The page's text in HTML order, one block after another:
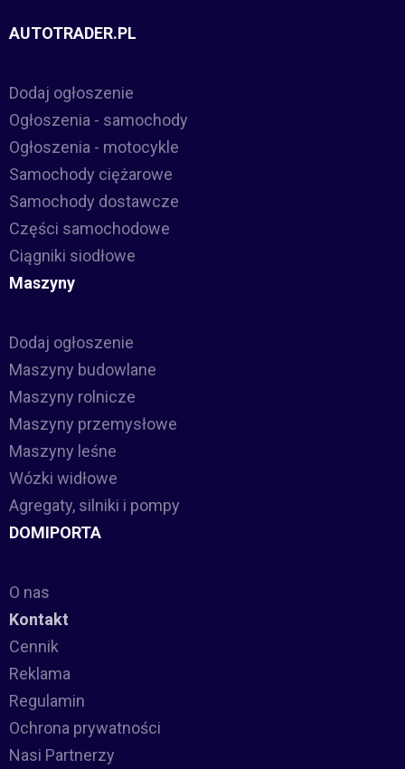
AUTOTRADER.PL
Dodaj ogłoszenie
Ogłoszenia - samochody
Ogłoszenia - motocykle
Samochody ciężarowe
Samochody dostawcze
Części samochodowe
Ciągniki siodłowe
Maszyny
Dodaj ogłoszenie
Maszyny budowlane
Maszyny rolnicze
Maszyny przemysłowe
Maszyny leśne
Wózki widłowe
Agregaty, silniki i pompy
DOMIPORTA
O nas
Kontakt
Cennik
Reklama
Regulamin
Ochrona prywatności
Nasi Partnerzy